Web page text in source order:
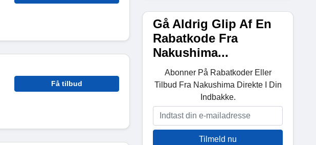
Få tilbud
Gå Aldrig Glip Af En
Rabatkode Fra
Nakushima...
Abonner På Rabatkoder Eller
Tilbud Fra Nakushima Direkte I Din
Indbakke.
Tilmeld nu